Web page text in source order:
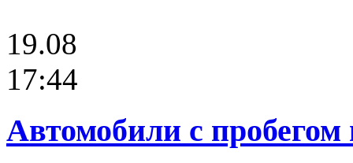
19.08
17:44
Автомобили с